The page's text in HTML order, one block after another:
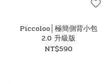
Piccoloo│極簡側背小包
2.0 升級版
NT$590